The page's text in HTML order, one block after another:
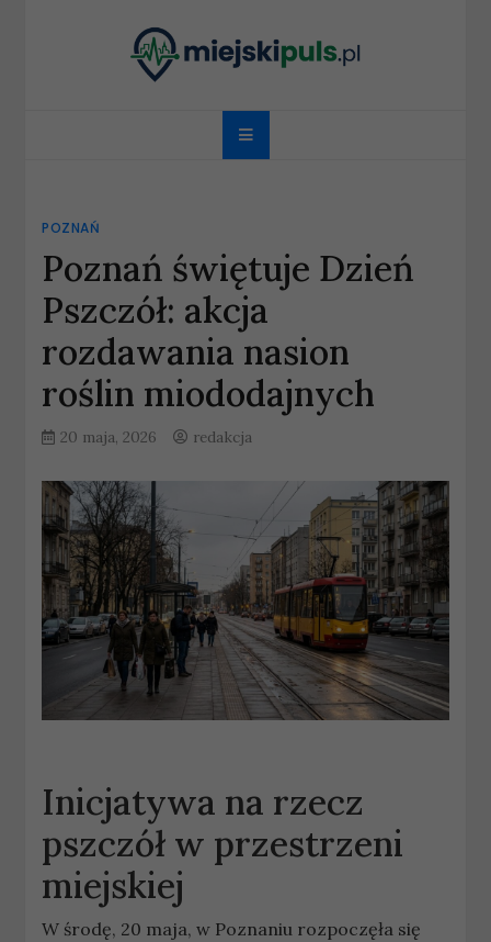
miejskipuls.pl
POZNAŃ
Poznań świętuje Dzień
Pszczół: akcja
rozdawania nasion
roślin miododajnych
20 maja, 2026 redakcja
Inicjatywa na rzecz
pszczół w przestrzeni
miejskiej
W środę, 20 maja, w Poznaniu rozpoczęła się